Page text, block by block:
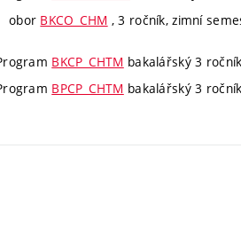
obor BKCO_CHM , 3 ročník, zimní
BKCP_CHTM bakalářský 3
BPCP_CHTM bakalářský 3